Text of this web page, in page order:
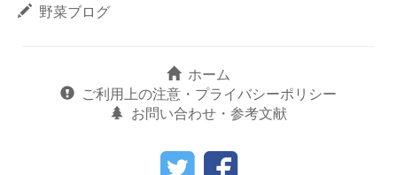
野菜ブログ
ホーム
ご利用上の注意・プライバシーポリシー
お問い合わせ・参考文献